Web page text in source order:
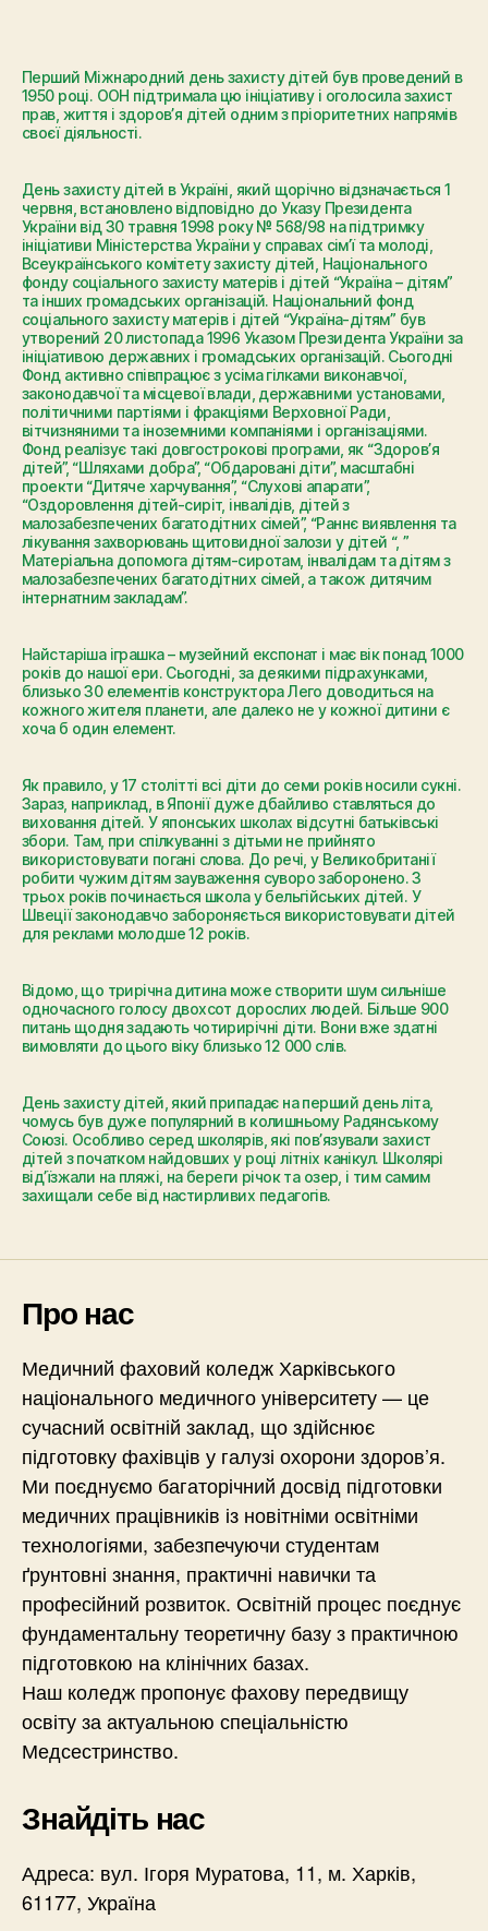
Перший Міжнародний день захисту дітей був проведений в
1950 році. ООН підтримала цю ініціативу і оголосила захист
прав, життя і здоров’я дітей одним з пріоритетних напрямів
своєї діяльності.
День захисту дітей в Україні, який щорічно відзначається 1
червня, встановлено відповідно до Указу Президента
України від 30 травня 1998 року № 568/98 на підтримку
ініціативи Міністерства України у справах сім’ї та молоді,
Всеукраїнського комітету захисту дітей, Національного
фонду соціального захисту матерів і дітей “Україна – дітям”
та інших громадських організацій. Національний фонд
соціального захисту матерів і дітей “Україна-дітям” був
утворений 20 листопада 1996 Указом Президента України за
ініціативою державних і громадських організацій. Сьогодні
Фонд активно співпрацює з усіма гілками виконавчої,
законодавчої та місцевої влади, державними установами,
політичними партіями і фракціями Верховної Ради,
вітчизняними та іноземними компаніями і організаціями.
Фонд реалізує такі довгострокові програми, як “Здоров’я
дітей”, “Шляхами добра”, “Обдаровані діти”, масштабні
проекти “Дитяче харчування”, “Слухові апарати”,
“Оздоровлення дітей-сиріт, інвалідів, дітей з
малозабезпечених багатодітних сімей”, “Раннє виявлення та
лікування захворювань щитовидної залози у дітей “, ”
Матеріальна допомога дітям-сиротам, інвалідам та дітям з
малозабезпечених багатодітних сімей, а також дитячим
інтернатним закладам”.
Найстаріша іграшка – музейний експонат і має вік понад 1000
років до нашої ери. Сьогодні, за деякими підрахунками,
близько 30 елементів конструктора Лего доводиться на
кожного жителя планети, але далеко не у кожної дитини є
хоча б один елемент.
Як правило, у 17 столітті всі діти до семи років носили сукні.
Зараз, наприклад, в Японії дуже дбайливо ставляться до
виховання дітей. У японських школах відсутні батьківські
збори. Там, при спілкуванні з дітьми не прийнято
використовувати погані слова. До речі, у Великобританії
робити чужим дітям зауваження суворо заборонено. З
трьох років починається школа у бельгійських дітей. У
Швеції законодавчо забороняється використовувати дітей
для реклами молодше 12 років.
Відомо, що трирічна дитина може створити шум сильніше
одночасного голосу двохсот дорослих людей. Більше 900
питань щодня задають чотирирічні діти. Вони вже здатні
вимовляти до цього віку близько 12 000 слів.
День захисту дітей, який припадає на перший день літа,
чомусь був дуже популярний в колишньому Радянському
Союзі. Особливо серед школярів, які пов’язували захист
дітей з початком найдовших у році літніх канікул. Школярі
від’їзжали на пляжі, на береги річок та озер, і тим самим
захищали себе від настирливих педагогів.
Про нас
Медичний фаховий коледж Харківського
національного медичного університету — це
сучасний освітній заклад, що здійснює
підготовку фахівців у галузі охорони здоров’я.
Ми поєднуємо багаторічний досвід підготовки
медичних працівників із новітніми освітніми
технологіями, забезпечуючи студентам
ґрунтовні знання, практичні навички та
професійний розвиток. Освітній процес поєднує
фундаментальну теоретичну базу з практичною
підготовкою на клінічних базах.
Наш коледж пропонує фахову передвищу
освіту за актуальною спеціальністю
Медсестринство.
Знайдіть нас
Адреса: вул. Ігоря Муратова, 11, м. Харків,
61177, Україна